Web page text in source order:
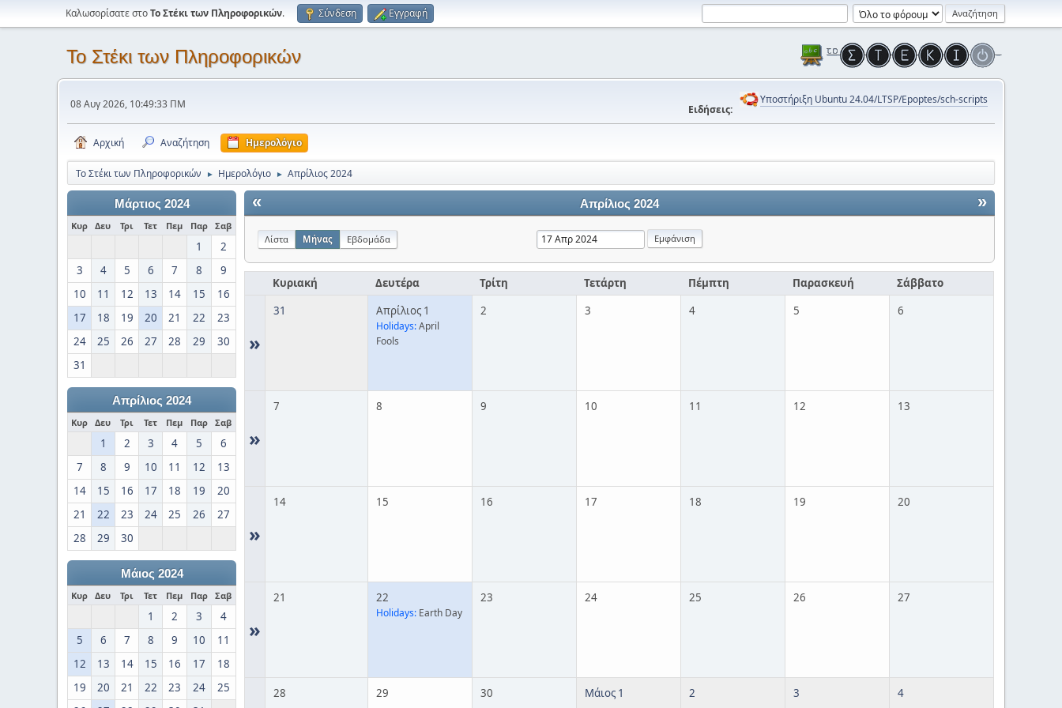
Καλωσορίσατε στοΤο Στέκι των Πληροφορικών. Σύνδεση Εγγραφή
Το Στέκι των Πληροφορικών
08 Αυγ 2026, 10:49:33 ΠΜ Ειδήσεις:
Υποστήριξη Ubuntu 24.04/LTSP/Epoptes/sch-scripts
Αρχική Αναζήτηση Ημερολόγιο
Το Στέκι των Πληροφορικών ► Ημερολόγιο ► Απρίλιος 2024
Μάρτιος 2024
Κυρ Δευ Τρι Τετ Πεμ Παρ Σαβ
1
2
3
4 5 6 7 8
9
10
11 12 13 14 15
16
17
18 19 20 21 22
23
24
25 26 27 28 29
30
31
Απρίλιος 2024
Κυρ Δευ Τρι Τετ Πεμ Παρ Σαβ
1 2 3 4 5
6
7
8 9 10 11 12
13
14
15 16 17 18 19
20
21
22 23 24 25 26
27
28
29 30
Μάιος 2024
Κυρ Δευ Τρι Τετ Πεμ Παρ Σαβ
1 2 3
4
5
6 7 8 9 10
11
12
13 14 15 16 17
18
19
20 21 22 23 24
25
« »
Απρίλιος 2024
Λίστα Μήνας Εβδομάδα
Κυριακή Δευτέρα Τρίτη Τετάρτη Πέμπτη Παρασκευή Σάββατο
»
31 Απρίλιος 1
Holidays:April
Fools
2 3 4 5 6
»
7 8 9 10 11 12 13
»
14 15 16 17 18 19 20
»
21 22
Holidays: Earth Day
23 24 25 26 27
28 29 30 Μάιος 1 2 3 4